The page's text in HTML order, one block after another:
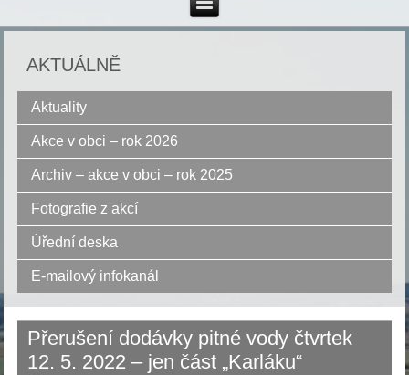
AKTUÁLNĚ
Aktuality
Akce v obci – rok 2026
Archiv – akce v obci – rok 2025
Fotografie z akcí
Úřední deska
E-mailový infokanál
Přerušení dodávky pitné vody čtvrtek
12. 5. 2022 – jen část „Karláku“